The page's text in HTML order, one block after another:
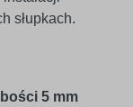
słupkach.
5 mm